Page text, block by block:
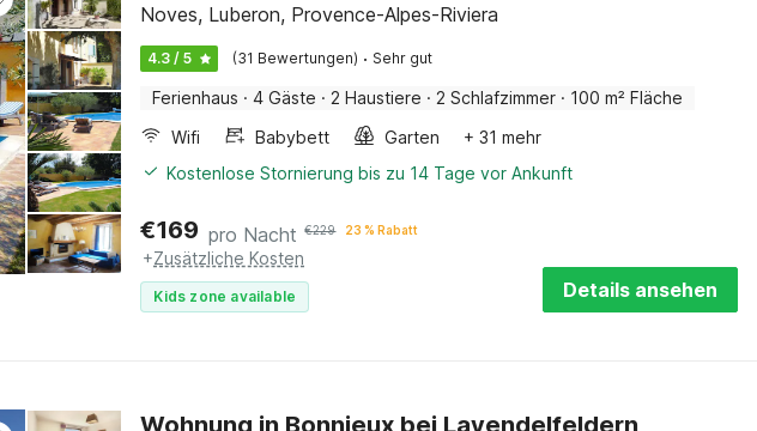
Noves, Luberon, Provence-Alpes-Riviera
4.3 / 5 (31 Bewertungen) · Sehr gut
Ferienhaus · 4 Gäste · 2 Haustiere · 2 Schlafzimmer · 100 m² Fläche
Wifi
Babybett Garten
+ 31 mehr
Kostenlose Stornierung bis zu 14 Tage vor Ankunft
€169 pro Nacht €229 23 % Rabatt
+Zusätzliche Kosten
Kids zone available Details ansehen
Wohnung in Bonnieux bei Lavendelfeldern